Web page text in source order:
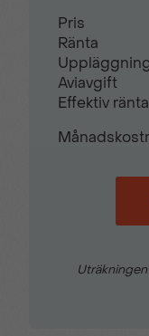
Justerbart
Pris
Ränta
Aviavgift
Effektiv ränta